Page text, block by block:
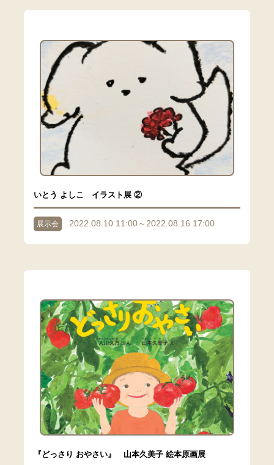
いとう よしこ イラスト展 ②
展示会 2022.08.10 11:00～2022.08.16 17:00
『どっさり おやさい』 山本久美子 絵本原画展